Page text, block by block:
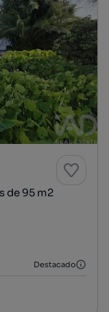
de 95 m2
Destacado